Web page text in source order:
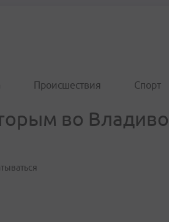
Происшествия Спорт
во